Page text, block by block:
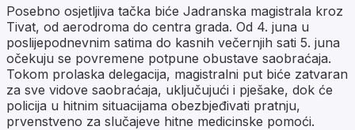
Posebno osjetljiva tačka biće Jadranska magistrala kroz
Tivat, od aerodroma do centra grada. Od 4. juna u
poslijepodnevnim satima do kasnih večernjih sati 5. juna
očekuju se povremene potpune obustave saobraćaja.
Tokom prolaska delegacija, magistralni put biće zatvaran
za sve vidove saobraćaja, uključujući i pješake, dok će
policija u hitnim situacijama obezbjeđivati pratnju,
prvenstveno za slučajeve hitne medicinske pomoći.